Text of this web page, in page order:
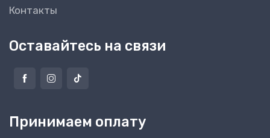
Контакты
Оставайтесь на связи
Принимаем оплату